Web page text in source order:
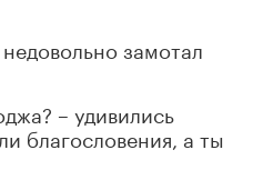
замотал
– удивились
благословения, а ты